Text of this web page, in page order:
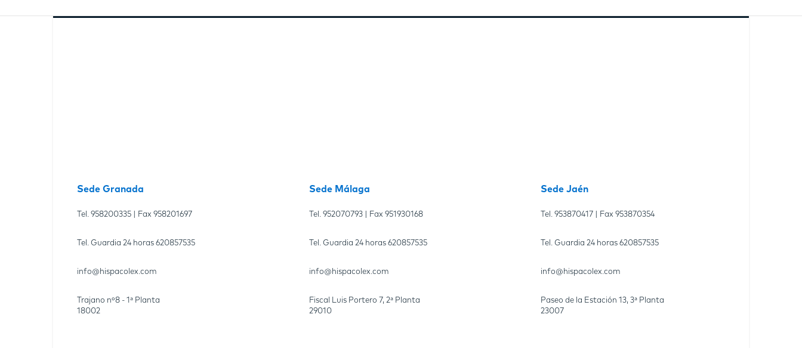
Sede Granada
Tel. 958200335 | Fax 958201697
Tel. Guardia 24 horas 620857535
info@hispacolex.com
Trajano nº8 - 1ª Planta
18002
Sede Málaga
Tel. 952070793| Fax 951930168
Tel. Guardia 24 horas 620857535
info@hispacolex.com
Fiscal Luis Portero 7, 2ª Planta
29010
Sede Jaén
Tel.953870417 | Fax953870354
Tel. Guardia 24 horas620857535
info@hispacolex.com
Paseo de la Estación 13, 3ª Planta
23007